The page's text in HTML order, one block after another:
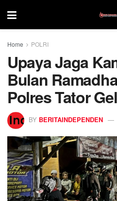
Home POLRI
Upaya Jaga
Bulan
Polres Tator
BY BERITAINDEPENDEN